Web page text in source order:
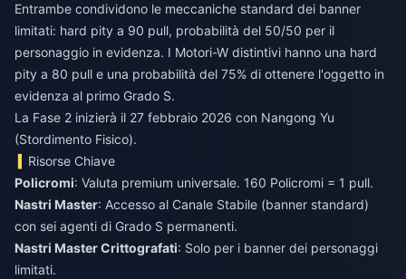
Entrambe condividono le meccaniche standard dei banner
limitati: hard pity a 90 pull, probabilità del 50/50 per il
personaggio in evidenza. I Motori-W distintivi hanno una hard
pity a 80 pull e una probabilità del 75% di ottenere l'oggetto in
evidenza al primo Grado S.
La Fase 2 inizierà il 27 febbraio 2026 con Nangong Yu
(Stordimento Fisico).
Risorse Chiave
Policromi: Valuta premium universale. 160 Policromi = 1 pull.
Nastri Master: Accesso al Canale Stabile (banner standard)
con sei agenti di Grado S permanenti.
Nastri Master Crittografati: Solo per i banner dei personaggi
limitati.